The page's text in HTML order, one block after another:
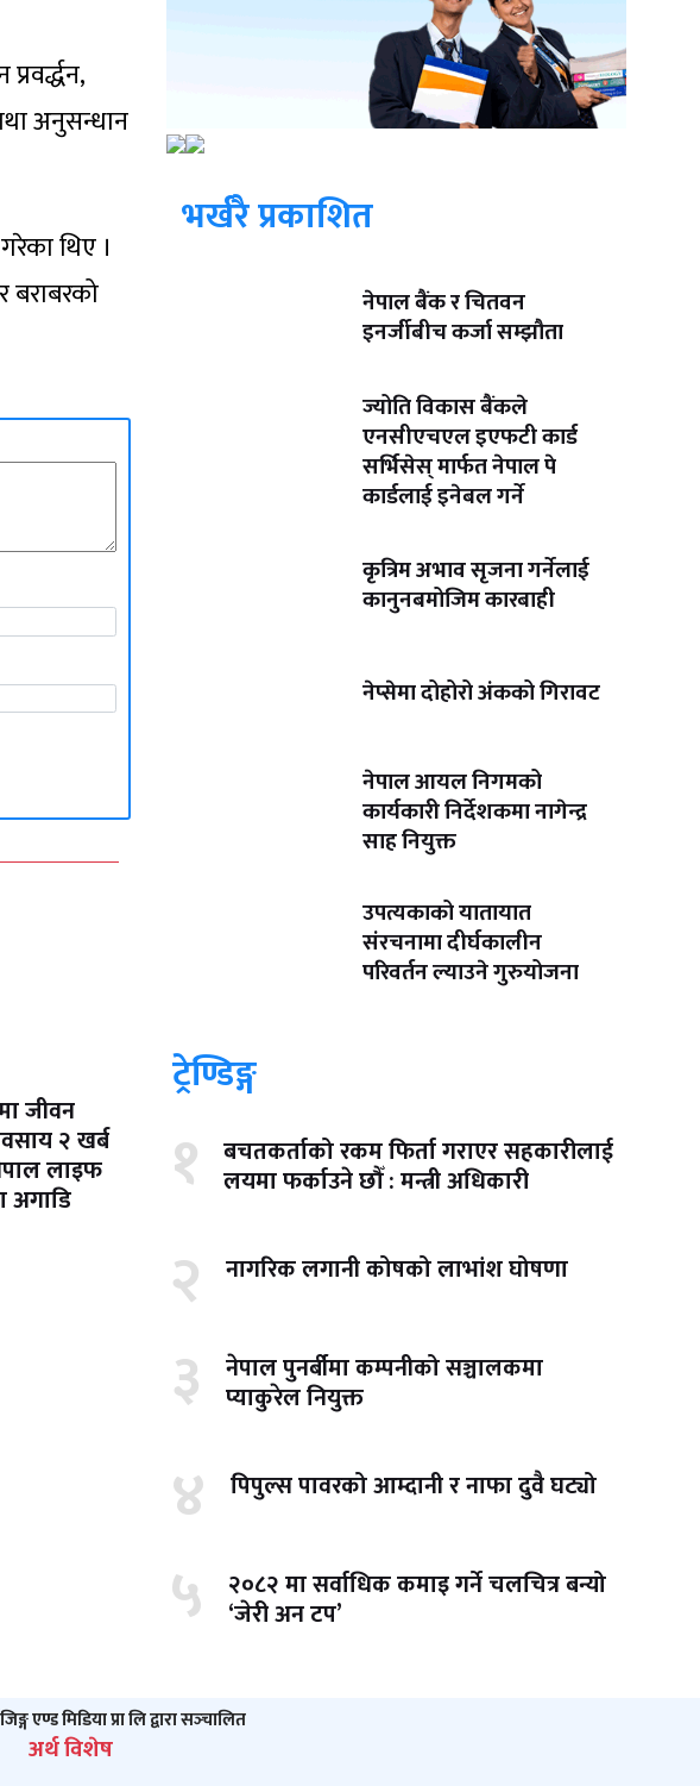
अनुसन्धान
थिए ।
बराबरको
जीवन
२ खर्ब
लाइफ
अगाडि
भर्खरै प्रकाशित
नेपाल बैंक र चितवन
इनर्जीबीच कर्जा सम्झौता
ज्योति विकास बैंकले
एनसीएचएल इएफटी कार्ड
सर्भिसेस् मार्फत नेपाल पे
कार्डलाई इनेबल गर्ने
कृत्रिम अभाव सृजना गर्नेलाई
कानुनबमोजिम कारबाही
नेप्सेमा दोहोरो अंकको गिरावट
नेपाल आयल निगमको
कार्यकारी निर्देशकमा नागेन्द्र
साह नियुक्त
उपत्यकाको यातायात
संरचनामा दीर्घकालीन
परिवर्तन ल्याउने गुरुयोजना
ट्रेण्डिङ्ग
१ बचतकर्ताको रकम फिर्ता गराएर सहकारीलाई
लयमा फर्काउने छौँ : मन्त्री अधिकारी
२ नागरिक लगानी कोषको लाभांश घोषणा
३ नेपाल पुनर्बीमा कम्पनीको सञ्चालकमा
प्याकुरेल नियुक्त
४ पिपुल्स पावरको आम्दानी र नाफा दुवै घट्यो
५ २०८२ मा सर्वाधिक कमाइ गर्ने चलचित्र बन्यो
‘जेरी अन टप’
एण्ड मिडिया प्रा लि द्वारा सञ्‍चालित
अर्थ विशेष